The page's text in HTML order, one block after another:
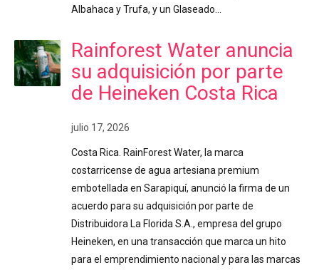
Albahaca y Trufa, y un Glaseado…
Rainforest Water anuncia
su adquisición por parte
de Heineken Costa Rica
julio 17, 2026
Costa Rica. RainForest Water, la marca
costarricense de agua artesiana premium
embotellada en Sarapiquí, anunció la firma de un
acuerdo para su adquisición por parte de
Distribuidora La Florida S.A., empresa del grupo
Heineken, en una transacción que marca un hito
para el emprendimiento nacional y para las marcas